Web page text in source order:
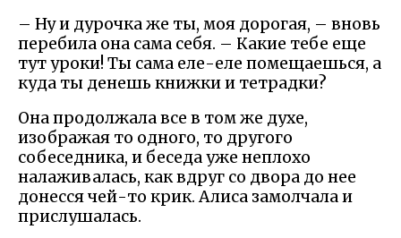
– Ну и дурочка же ты, моя дорогая, – вновь
перебила она сама себя. – Какие тебе еще
тут уроки! Ты сама еле-еле помещаешься, а
куда ты денешь книжки и тетрадки?
Она продолжала все в том же духе,
изображая то одного, то другого
собеседника, и беседа уже неплохо
налаживалась, как вдруг со двора до нее
донесся чей-то крик. Алиса замолчала и
прислушалась.